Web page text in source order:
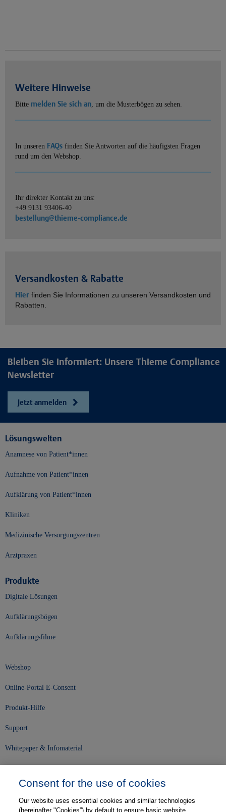
Weitere Hinweise
Bitte melden Sie sich an , um die Musterbögen zu sehen.
In unseren FAQs finden Sie Antworten auf die häufigsten Fragen
rund um den Webshop.
Ihr direkter Kontakt zu uns:
+49 9131 93406-40
bestellung@thieme-compliance.de
Versandkosten & Rabatte
Hier finden Sie Informationen zu unseren Versandkosten und
Rabatten.
Bleiben Sie informiert: Unsere Thieme Compliance
Newsletter
Jetzt anmelden
Lösungswelten
Anamnese von Patient*innen
Aufnahme von Patient*innen
Aufklärung von Patient*innen
Kliniken
Medizinische Versorgungszentren
Arztpraxen
Produkte
Digitale Lösungen
Aufklärungsbögen
Aufklärungsfilme
Webshop
Online-Portal E-Consent
Produkt-Hilfe
Support
Whitepaper & Infomaterial
Karriere
Consent for the use of cookies
Our website uses essential cookies and similar technologies
(hereinafter "Cookies”) by default to ensure basic website